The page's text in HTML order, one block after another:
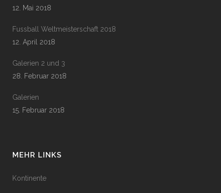
12. Mai 2018
Fussball Weltmeisterschaft 2018
12. April 2018
Galerien 2 und 3
28. Februar 2018
Galerien
15. Februar 2018
MEHR LINKS
Kontinente